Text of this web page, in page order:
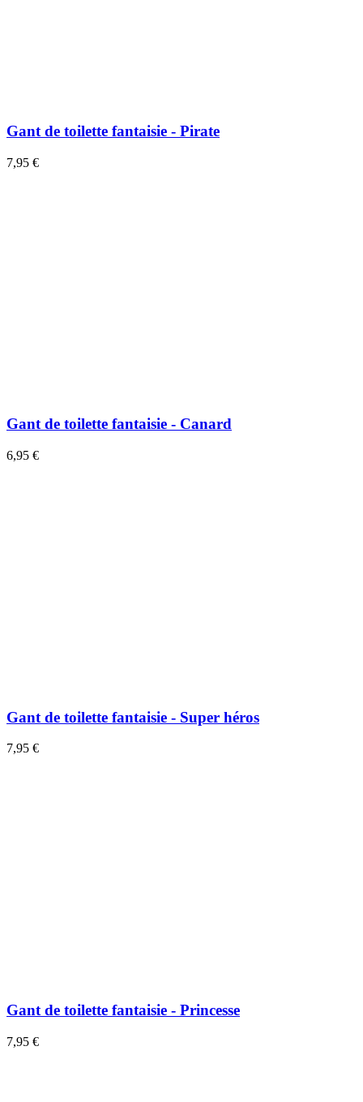
Gant de toilette fantaisie - Pirate
7,95 €
Gant de toilette fantaisie - Canard
6,95 €
Gant de toilette fantaisie - Super héros
7,95 €
Gant de toilette fantaisie - Princesse
7,95 €